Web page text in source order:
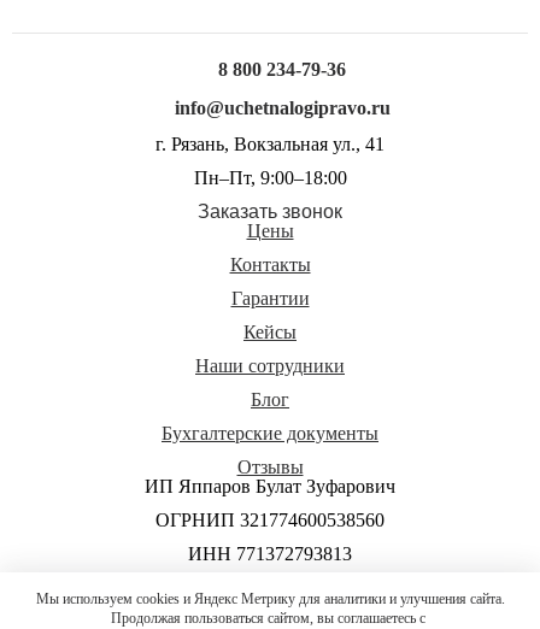
Цены
Контакты
Гарантии
Кейсы
Наши сотрудники
Блог
Бухгалтерские документы
Отзывы
ИП Яппаров Булат Зуфарович
ОГРНИП 321774600538560
ИНН 771372793813
Политика обработки и защиты персональных данных
Согласие на обработку персональных данных
8 800 234-79-36
info@uchetnalogipravo.ru
г. Рязань, Вокзальная ул., 41
Пн–Пт, 9:00–18:00
Заказать звонок
Мы используем cookies и Яндекс Метрику для аналитики и улучшения сайта.
Продолжая пользоваться сайтом, вы соглашаетесь с